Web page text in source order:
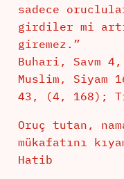
sadece
girdiler mi
giremez.”
Buhari, Savm
Muslim, Siyam
43, (4, 168);
Oruç tutan,
mükafatını
Hatib